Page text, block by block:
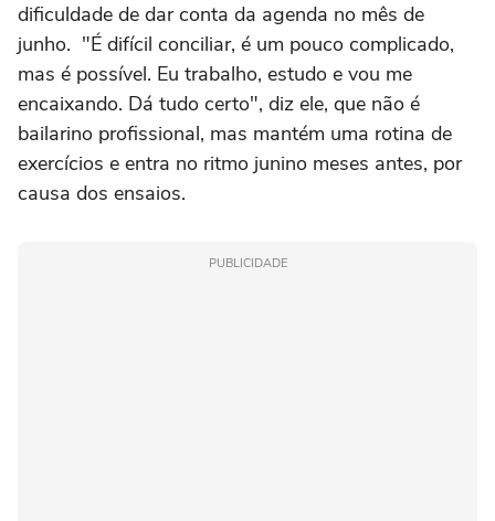
dificuldade de dar conta da agenda no mês de
junho. "É difícil conciliar, é um pouco complicado,
mas é possível. Eu trabalho, estudo e vou me
encaixando. Dá tudo certo", diz ele, que não é
bailarino profissional, mas mantém uma rotina de
exercícios e entra no ritmo junino meses antes, por
causa dos ensaios.
PUBLICIDADE